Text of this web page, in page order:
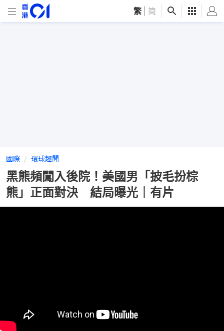
繁 简
國際 環球趣聞
黑熊頻闖入後院！美國男「披毛扮棕
熊」正面對決 結局曝光｜有片